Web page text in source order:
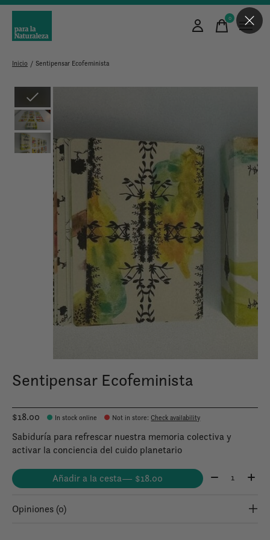
0items
Inicio / Sentipensar Ecofeminista
Sentipensar Ecofeminista
$18.00 In stock online Not in store:Check availability
Sabiduría para refrescar nuestra memoria colectiva y
activar la conciencia del cuido planetario
Añadir a la cesta — $18.00 Cantidad:
Opiniones (0)